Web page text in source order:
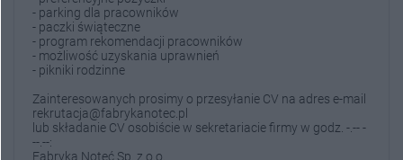
- parking dla pracowników
- paczki świąteczne
- program rekomendacji pracowników
- możliwość uzyskania uprawnień
- pikniki rodzinne
Zainteresowanych prosimy o przesyłanie CV na adres e-mail
rekrutacja@fabrykanotec.pl
lub składanie CV osobiście w sekretariacie firmy w godz. -.-- -
--.--:
Fabryka Noteć Sp. z o.o.